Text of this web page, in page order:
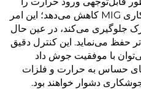
نسبت به روش‌های سنتی جوشکاری MIG کاهش می‌دهد؛ این امر
جلوگیری می‌کند، در عین حال
حفظ می‌نماید. این کنترل دقیق
با موفقیت جوش داد
حساس به حرارت و فلزات
دشوار خواهند بود.